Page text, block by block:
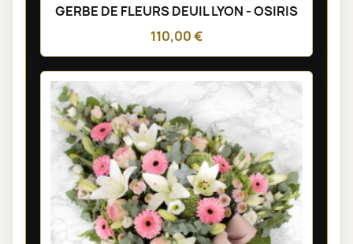
GERBE DE FLEURS DEUIL LYON - OSIRIS
110,00 €